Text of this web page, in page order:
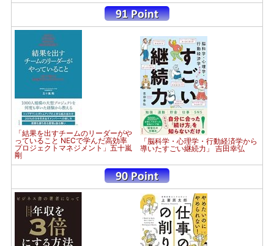
「結果を出すチームのリーダーがや
っていること NECで学んだ高効率
プロジェクトマネジメント」五十嵐
剛
「脳科学・心理学・行動経済学から
導いたすごい継続力」 吉田幸弘